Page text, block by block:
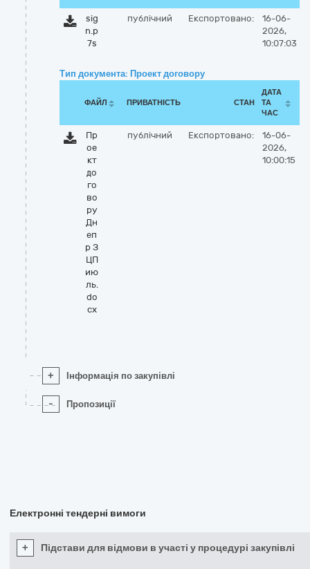
sig
n.p
7s
публічний Експортовано:
16-06-
2026,
10:07:03
Тип документа: Проект договору
ФАЙЛ ПРИВАТНІСТЬ СТАН
ДАТА
ТА
ЧАС
Пр
ое
кт
до
го
во
ру
Дн
еп
р З
ЦП
ию
ль.
do
cx
публічний Експортовано:
16-06-
2026,
10:00:15
+ Інформація по закупівлі
- Пропозиції
Електронні тендерні вимоги
+ Підстави для відмови в участі у процедурі закупівлі